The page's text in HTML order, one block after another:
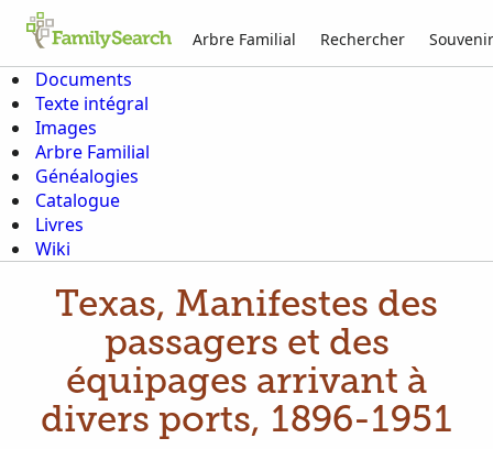
Arbre Familial Rechercher
Documents
Texte intégral
Images
Arbre Familial
Généalogies
Catalogue
Livres
Wiki
Texas, Manifestes des
passagers et des
équipages arrivant à
divers ports, 1896-1951